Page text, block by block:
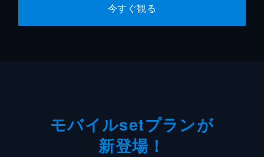
今すぐ観る
モバイルsetプランが
新登場！